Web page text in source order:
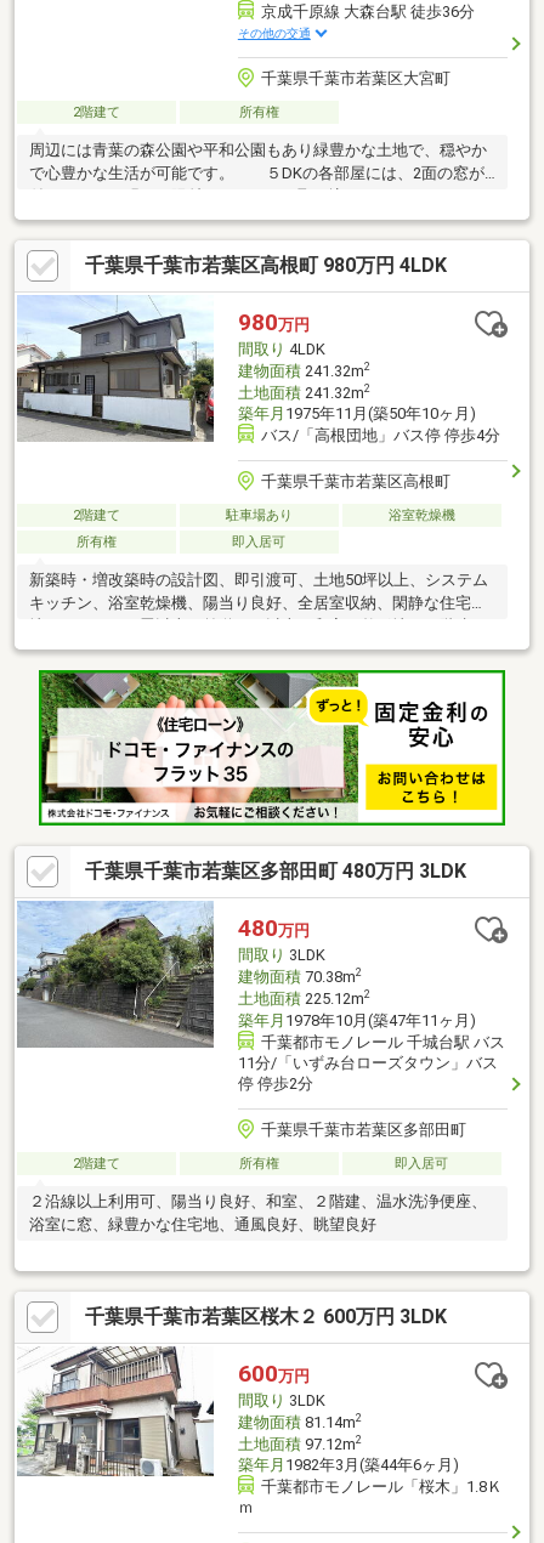
京成千原線 大森台駅 徒歩36分
その他の交通
千葉県千葉市若葉区大宮町
2階建て 所有権
周辺には青葉の森公園や平和公園もあり緑豊かな土地で、穏やか
で心豊かな生活が可能です。 ５DKの各部屋には、2面の窓が
す。 風の通りもよくなるので、天気の良い日は、お部屋の空気
をリフレッシュできます。 子供部屋は子供の成長を促すことが
できる大事な空間です。自由にお部屋選びができるのも魅力で
す。 お好きにリノベーションすることも可能ですので、お子様
の成長に合わせて考えるのもよいです。キッチンは壁付キッチン
ですので、お料理に集中できますし、ちょっと振り返れば、ダイ
ニングキッチンで、くつろぐご家族の方ともコミュニケーション
がとれます。
千葉県千葉市若葉区高根町 980万円 4LDK
980万円
間取り 4LDK
建物面積241.32m2
土地面積241.32m2
築年月 1975年11月(築50年10ヶ月)
バス/「高根団地」バス停 停歩4分
千葉県千葉市若葉区高根町
2階建て 駐車場あり
浴室乾燥機
所有権
即入居可
新築時・増改築時の設計図、即引渡可、土地50坪以上、システム
キッチン、浴室乾燥機、陽当り良好、全居室収納、閑静な住宅
２面以上バルコニー、南面バルコニー、温水洗浄便座、浴室に
窓、ＴＶモニタ付インターホン、緑豊かな住宅地、ウッドデッ
キ、南西向き、全居室６畳以上、開発分譲地内、周辺交通量少な
め、浄水器
千葉県千葉市若葉区多部田町 480万円 3LDK
480万円
間取り 3LDK
建物面積70.38m2
土地面積225.12m2
築年月 1978年10月(築47年11ヶ月)
千葉都市モノレール 千城台駅 バス
11分/「いずみ台ローズタウン」バス
停 停歩2分
千葉県千葉市若葉区多部田町
2階建て 所有権 即入居可
２沿線以上利用可、陽当り良好、和室、２階建、温水洗浄便座、
浴室に窓、緑豊かな住宅地、通風良好、眺望良好
千葉県千葉市若葉区桜木２ 600万円 3LDK
600万円
間取り 3LDK
建物面積81.14m2
土地面積97.12m2
築年月 1982年3月(築44年6ヶ月)
千葉都市モノレール「桜木」1.8Ｋ
ｍ